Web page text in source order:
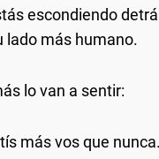
escondiendo
lado más humano.
lo van a sentir:
más vos que